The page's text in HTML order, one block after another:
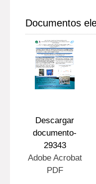
Documentos
Descargar
documento-
29343
Adobe Acrobat
PDF